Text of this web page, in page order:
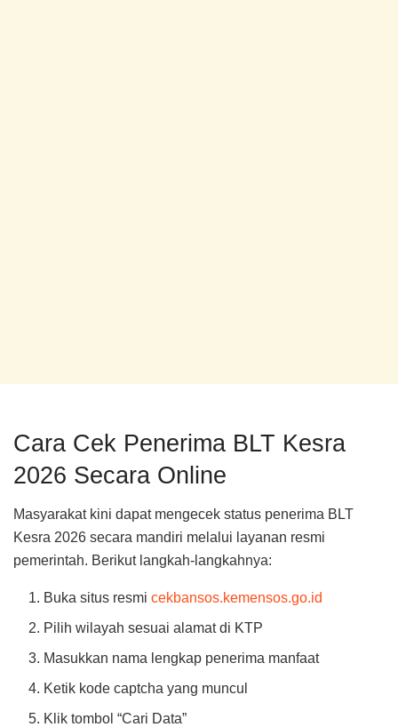
Cara Cek Penerima BLT Kesra
2026 Secara Online
Masyarakat kini dapat mengecek status penerima BLT
Kesra 2026 secara mandiri melalui layanan resmi
pemerintah. Berikut langkah-langkahnya:
Buka situs resmicekbansos.kemensos.go.id
Pilih wilayah sesuai alamat di KTP
Masukkan nama lengkap penerima manfaat
Ketik kode captcha yang muncul
Klik tombol “Cari Data”